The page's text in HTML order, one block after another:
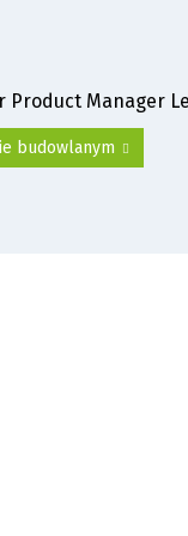
Product Manager
budowlanym